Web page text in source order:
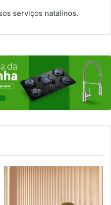
serviços natalinos.